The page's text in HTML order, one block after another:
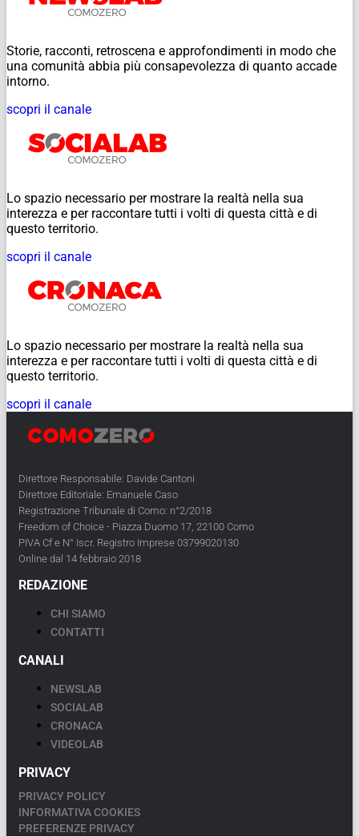
Storie, racconti, retroscena e approfondimenti in modo che
una comunità abbia più consapevolezza di quanto accade
intorno.
scopri il canale
Lo spazio necessario per mostrare la realtà nella sua
interezza e per raccontare tutti i volti di questa città e di
questo territorio.
scopri il canale
Lo spazio necessario per mostrare la realtà nella sua
interezza e per raccontare tutti i volti di questa città e di
questo territorio.
scopri il canale
Direttore Responsabile: Davide Cantoni
Direttore Editoriale: Emanuele Caso
Registrazione Tribunale di Como: n°2/2018
Freedom of Choice - Piazza Duomo 17, 22100 Como
PIVA Cf e N° Iscr. Registro Imprese 03799020130
Online dal 14 febbraio 2018
REDAZIONE
CHI SIAMO
CONTATTI
CANALI
NEWSLAB
SOCIALAB
CRONACA
VIDEOLAB
PRIVACY
PRIVACY POLICY
INFORMATIVA COOKIES
PREFERENZE PRIVACY